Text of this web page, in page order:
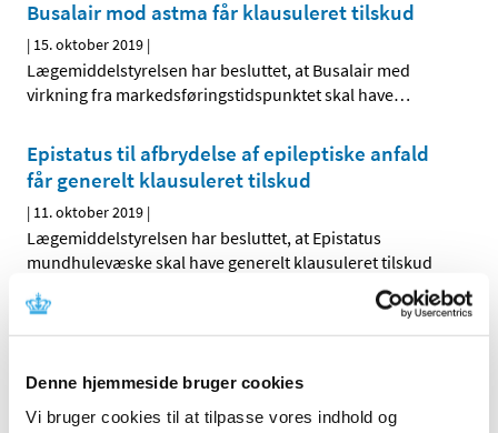
Denne hjemmeside bruger cookies
Vi bruger cookies til at tilpasse vores indhold og
Busalair mod astma får klausuleret tilskud
| 15. oktober 2019 |
Lægemiddelstyrelsen har besluttet, at Busalair med
virkning fra markedsføringstidspunktet skal have…
Epistatus til afbrydelse af epileptiske anfald
får generelt klausuleret tilskud
| 11. oktober 2019 |
Lægemiddelstyrelsen har besluttet, at Epistatus
mundhulevæske skal have generelt klausuleret tilskud
Lægemiddelstyrelsen inviterer til Fagligt
|11. oktober 2019|
Hvorfor kan man opleve at gå forgæves, når man vil hente